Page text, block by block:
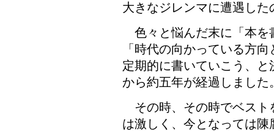
大きなジレンマに遭遇した
色々と悩んだ末に「本を
「時代の向かっている方
定期的に書いていこう、
から約五年が経過しました
その時、その時でベスト
は激しく、今となっては